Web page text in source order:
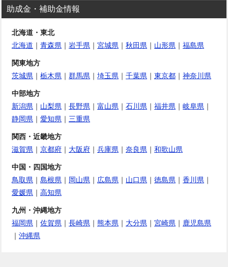
助成金・補助金情報
北海道・東北
北海道 ｜ 青森県 ｜ 岩手県 ｜ 宮城県 ｜ 秋田県 ｜ 山形県 ｜ 福島県
関東地方
茨城県 ｜ 栃木県 ｜ 群馬県 ｜ 埼玉県 ｜ 千葉県 ｜ 東京都 ｜ 神奈川県
中部地方
新潟県 ｜ 山梨県 ｜ 長野県 ｜ 富山県 ｜ 石川県 ｜ 福井県 ｜ 岐阜県 ｜
静岡県 ｜ 愛知県 ｜ 三重県
関西・近畿地方
滋賀県 ｜ 京都府 ｜ 大阪府 ｜ 兵庫県 ｜ 奈良県 ｜ 和歌山県
中国・四国地方
鳥取県 ｜ 島根県 ｜ 岡山県 ｜ 広島県 ｜ 山口県 ｜ 徳島県 ｜ 香川県 ｜
愛媛県 ｜ 高知県
九州・沖縄地方
福岡県 ｜ 佐賀県 ｜ 長崎県 ｜ 熊本県 ｜ 大分県 ｜ 宮崎県 ｜ 鹿児島県
｜ 沖縄県